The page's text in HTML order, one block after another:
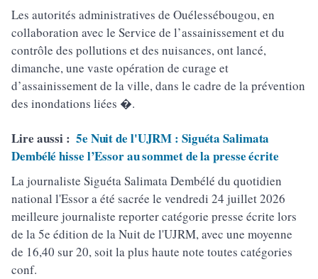
Les autorités administratives de Ouélessébougou, en
collaboration avec le Service de l’assainissement et du
contrôle des pollutions et des nuisances, ont lancé,
dimanche, une vaste opération de curage et
d’assainissement de la ville, dans le cadre de la prévention
des inondations liées �.
Lire aussi : 5e Nuit de l'UJRM : Siguéta Salimata
Dembélé hisse l’Essor au sommet de la presse écrite
La journaliste Siguéta Salimata Dembélé du quotidien
national l'Essor a été sacrée le vendredi 24 juillet 2026
meilleure journaliste reporter catégorie presse écrite lors
de la 5e édition de la Nuit de l'UJRM, avec une moyenne
de 16,40 sur 20, soit la plus haute note toutes catégories
conf.